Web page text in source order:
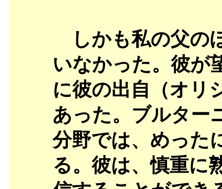
しかも私の父の
いなかった。彼が
に彼の出自（オリ
あった。ブルター
分野では、めった
る。彼は、慎重に